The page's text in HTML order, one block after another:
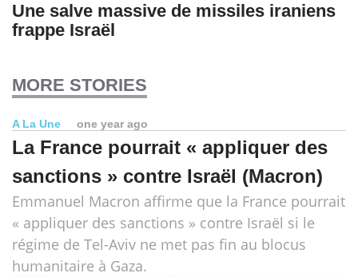
Une salve massive de missiles iraniens
frappe Israël
MORE STORIES
A La Une one year ago
La France pourrait « appliquer des
sanctions » contre Israël (Macron)
Emmanuel Macron affirme que la France pourrait
« appliquer des sanctions » contre Israël si le
régime de Tel-Aviv ne met pas fin au blocus
humanitaire à Gaza.